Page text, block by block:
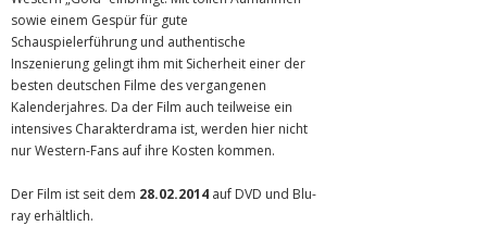
sowie einem Gespür für gute
Schauspielerführung und authentische
Inszenierung gelingt ihm mit Sicherheit einer der
besten deutschen Filme des vergangenen
Kalenderjahres. Da der Film auch teilweise ein
intensives Charakterdrama ist, werden hier nicht
nur Western-Fans auf ihre Kosten kommen.
Der Film ist seit dem 28.02.2014 auf DVD und Blu-
ray erhältlich.